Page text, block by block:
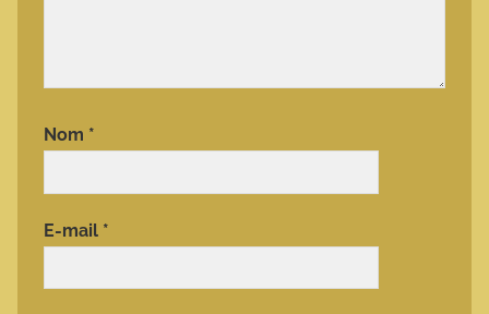
Nom *
E-mail *